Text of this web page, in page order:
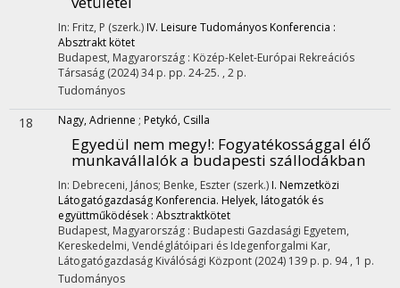
In: Fritz, P (szerk.) IV. Leisure Tudományos Konferencia :
Absztrakt kötet
Budapest, Magyarország : Közép-Kelet-Európai Rekreációs
Társaság (2024)34 p. pp. 24-25. , 2 p.
Tudományos
18 Nagy, Adrienne ; Petykó, Csilla
Egyedül nem megy!: Fogyatékossággal élő
munkavállalók a budapesti szállodákban
In: Debreceni, János; Benke, Eszter (szerk.) I. Nemzetközi
Látogatógazdaság Konferencia. Helyek, látogatók és
együttműködések : Absztraktkötet
Budapest, Magyarország : Budapesti Gazdasági Egyetem,
Kereskedelmi, Vendéglátóipari és Idegenforgalmi Kar,
Látogatógazdaság Kiválósági Központ (2024) 139 p. p. 94 , 1 p.
Tudományos